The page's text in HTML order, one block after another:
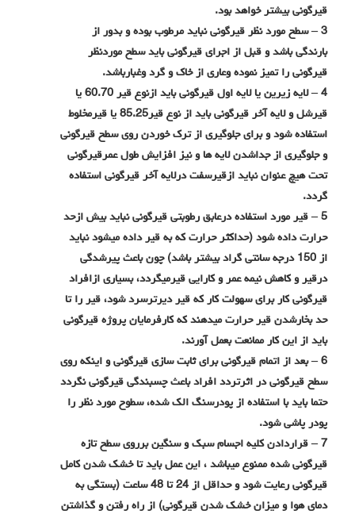
قیرگونی بیشتر خواهد بود.
3 –
سطح مورد نظر قیرگونی نباید مرطوب بوده و بدور از
بارندگی باشد و قبل از اجرای قیرگونی باید سطح موردنظر
قیرگونی را تمیز نموده وعاری از خاک و گرد وغبارباشد.
4 –
لایه زیرین یا لایه اول قیرگونی باید ازنوع قیر 60.70 یا
قیرشل و لایه آخر قیرگونی باید از نوع قیر85.25 یا قیرمخلوط
استفاده شود و برای جلوگیری از ترک خوردن روی سطح قیرگونی
و جلوگیری از جداشدن لایه ها و نیز افزایش طول عمرقیرگونی
تحت هیچ عنوان نباید ازقیرسفت درلایه آخر قیرگونی استفاده
گردد.
5 –
قیر مورد استفاده درعابق رطوبتی قیرگونی نباید بیش ازحد
حرارت داده شود (حداکثر حرارت که به قیر داده میشود نباید
از 150 درجه سانتی گراد بیشتر باشد) چون باعث پیرشدگی
درقیر و کاهش نیمه عمر و کارایی قیرمیگردد، بسیاری ازافراد
قیرگونی کار برای سهولت کار که قیر دیرترسرد شود، قیر را تا
حد بخارشدن قیر حرارت میدهند که کارفرمایان پروژه قیرگونی
باید از این کار ممانعت بعمل آورند.
6 –
بعد از اتمام قیرگونی برای ثابت سازی قیرگونی و اینکه روی
سطح قیرگونی در اثرتردد افراد باعث چسبندگی قیرگونی نگردد
حتما باید با استفاده از پودرسنگ الک شده، سطوح مورد نظر را
پودر پاشی شود.
7 –
قراردادن کلیه اجسام سبک و سنگین برروی سطح تازه
قیرگونی شده ممنوع میباشد ، این عمل باید تا خشک شدن کامل
قیرگونی رعایت شود و حداقل از 24 تا 48 ساعت (بستگی به
دمای هوا و میزان خشک شدن قیرگونی) از راه رفتن و گذاشتن